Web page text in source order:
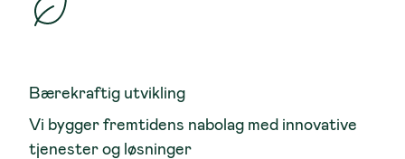
Bærekraftig utvikling
Vi bygger fremtidens nabolag med innovative
tjenester og løsninger